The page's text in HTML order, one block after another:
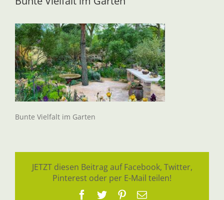
Bunte Vielfalt im Garten
JETZT diesen Beitrag auf Facebook, Twitter,
Pinterest oder per E-Mail teilen!
Facebook
TwitterPinterest
E-